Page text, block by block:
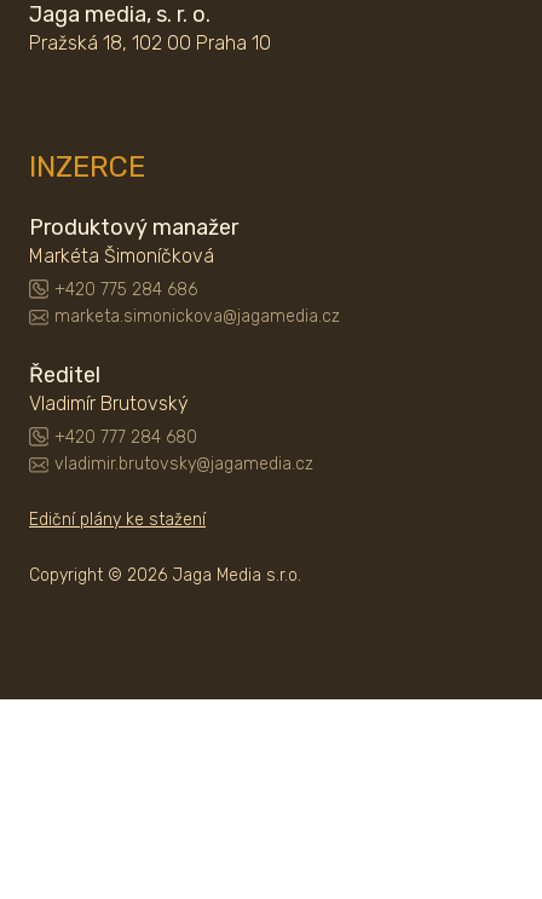
Jaga media, s. r. o.
Pražská 18, 102 00 Praha 10
INZERCE
Produktový manažer
Markéta Šimoníčková
+420 775 284 686
marketa.simonickova@jagamedia.cz
Ředitel
Vladimír Brutovský
+420 777 284 680
vladimir.brutovsky@jagamedia.cz
Ediční plány ke stažení
Copyright © 2026 Jaga Media s.r.o.